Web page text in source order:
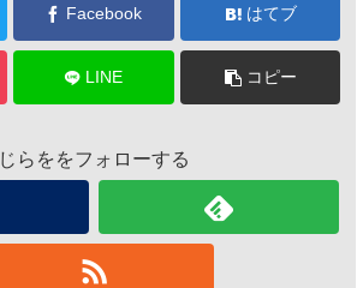
Facebook はてブ
LINE コピー
じらををフォローする